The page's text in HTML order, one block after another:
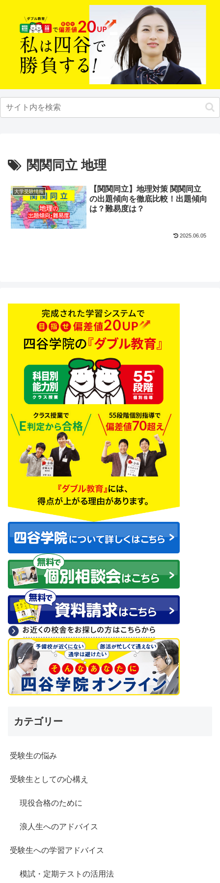
関関同立 地理
大学受験情報
【関関同立】地理対策 関関同立
の出題傾向を徹底比較！出題傾向
は？難易度は？
2025.06.05
カテゴリー
受験生の悩み
受験生としての心構え
現役合格のために
浪人生へのアドバイス
受験生への学習アドバイス
模試・定期テストの活用法